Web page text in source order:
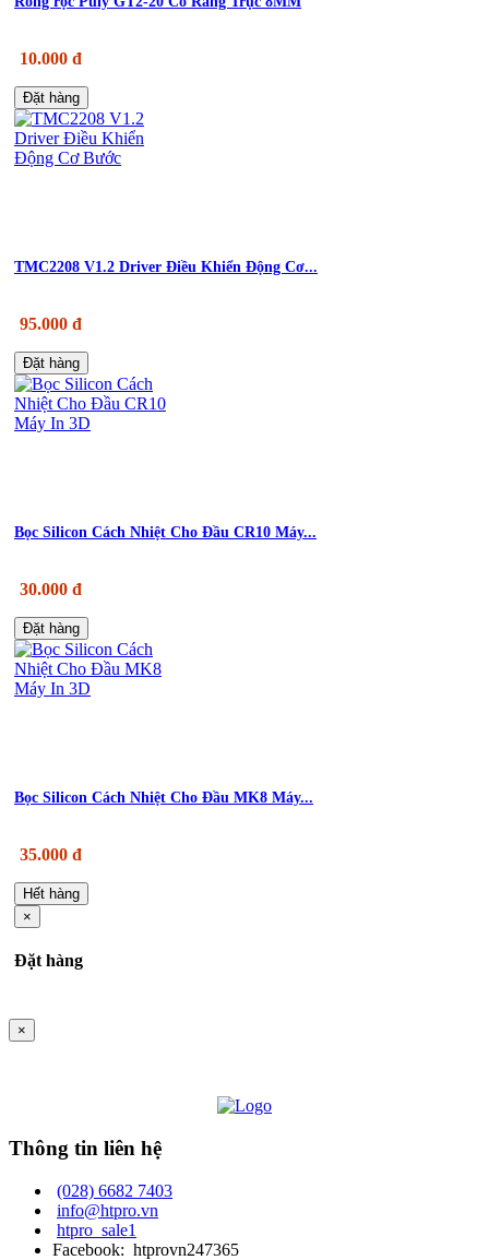
10.000 đ
Đặt hàng
TMC2208 V1.2 Driver Điều Khiển Động Cơ...
95.000 đ
Đặt hàng
Bọc Silicon Cách Nhiệt Cho Đầu CR10 Máy...
30.000 đ
Đặt hàng
Bọc Silicon Cách Nhiệt Cho Đầu MK8 Máy...
35.000 đ
Hết hàng
×
Đặt hàng
×
Thông tin liên hệ
(028) 6682 7403
info@htpro.vn
htpro_sale1
Facebook: htprovn247365